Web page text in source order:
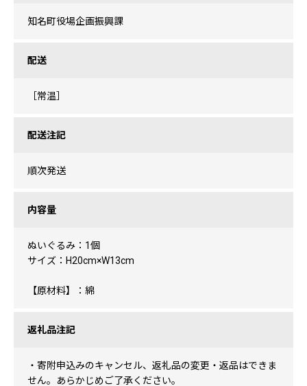
知名町役場企画振興課
配送
［常温］
配送注記
順次発送
内容量
ぬいぐるみ：1個
サイズ：H20cm×W13cm
【原材料】：綿
返礼品注記
・寄附申込みのキャンセル、返礼品の変更・返品はできま
せん。あらかじめご了承ください。